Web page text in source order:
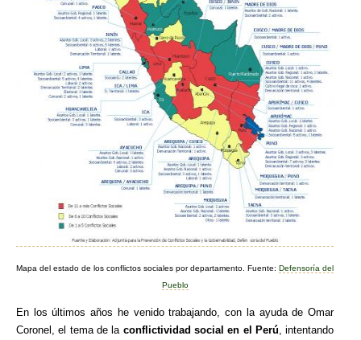
Mapa del estado de los conflictos sociales por departamento. Fuente:Defensoría del
Pueblo
En los últimos años he venido trabajando, con la ayuda de Omar
Coronel, el tema de la conflictividad social en el Perú , intentando